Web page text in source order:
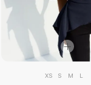
XS S M L